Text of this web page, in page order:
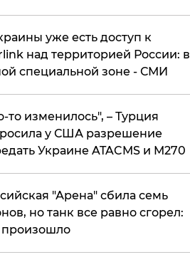
уже есть доступ к
над территорией России: в
специальной зоне - СМИ
то изменилось", – Турция
у США разрешение
Украине ATACMS и M270
"Арена" сбила семь
но танк все равно сгорел:
произошло